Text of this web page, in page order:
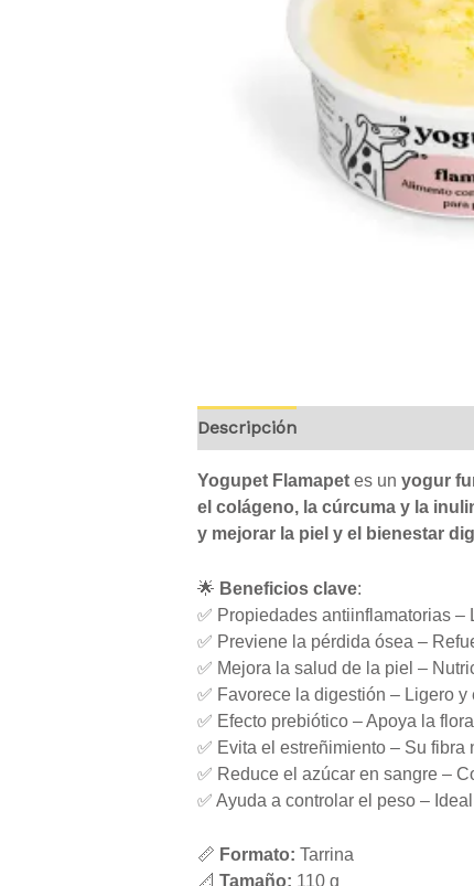
Descripción
Yogupet Flamapetes un yogur
el colágeno, la cúrcuma y la
y mejorar la piel y el bienestar
🌟 Beneficios clave:
✅ Propiedades antiinflamatorias –
✅ Previene la pérdida ósea –
✅ Mejora la salud de la piel –
✅ Favorece la digestión – Ligero
✅ Efecto prebiótico – Apoya la
✅ Evita el estreñimiento – Su
✅ Reduce el azúcar en sangre –
✅ Ayuda a controlar el peso –
📏 Formato: Tarrina
📐 Tamaño: 110 g